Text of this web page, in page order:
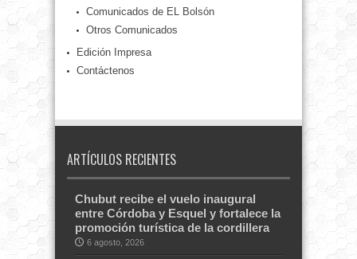
Comunicados de EL Bolsón
Otros Comunicados
Edición Impresa
Contáctenos
ARTÍCULOS RECIENTES
Chubut recibe el vuelo inaugural
entre Córdoba y Esquel y fortalece la
promoción turística de la cordillera
6 agosto, 2026